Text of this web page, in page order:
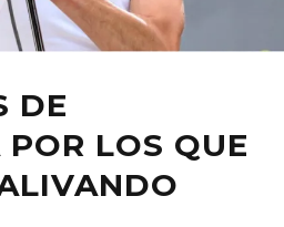
DE
POR LOS QUE